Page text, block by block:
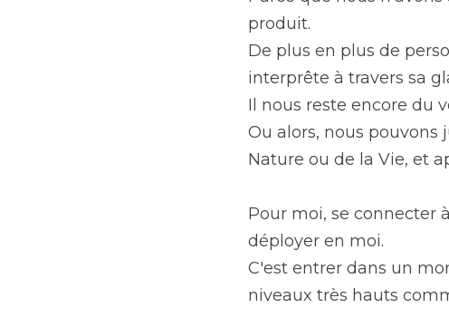
produit.
De plus en plus de
interprête à travers sa
Il nous reste encore du
Ou alors, nous
Nature ou de la Vie, et
Pour moi, se connecter
déployer en moi.
C'est entrer dans un
niveaux très hauts